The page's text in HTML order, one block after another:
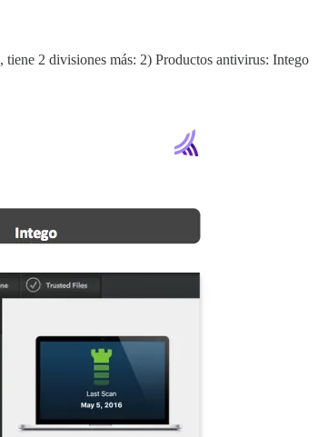
tiene 2 divisiones más: 2) Productos antivirus: Intego